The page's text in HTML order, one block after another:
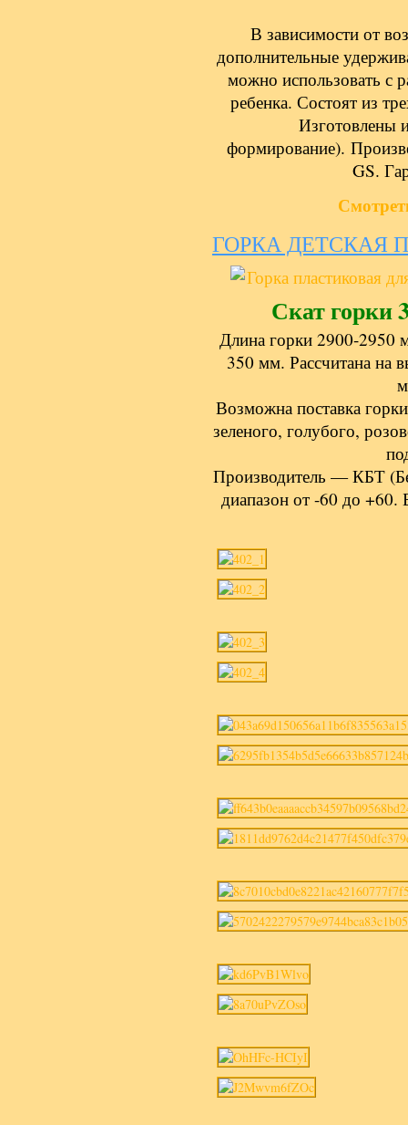
В зависимости от
дополнительные
можно использовать с
ребенка. Состоят из
Изготовлены
формирование).
GS.
ГОРКА ДЕТСКАЯ
Скат горки
Длина горки 2900-2950
350 мм. Рассчитана на
Возможна поставка
зеленого, голубого,
Производитель — КБТ
диапазон от -60 до +60.